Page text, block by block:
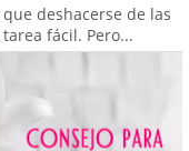
deshacerse de las
fácil. Pero...